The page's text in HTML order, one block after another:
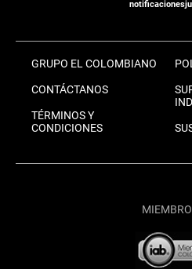
GRUPO EL COLOMBIANO
CONTÁCTANOS
TÉRMINOS Y
CONDICIONES